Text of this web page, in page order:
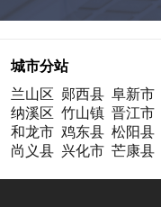
城市分站
兰山区 郧西县 阜新市
纳溪区 竹山镇 晋江市
和龙市 鸡东县 松阳县
尚义县 兴化市 芒康县